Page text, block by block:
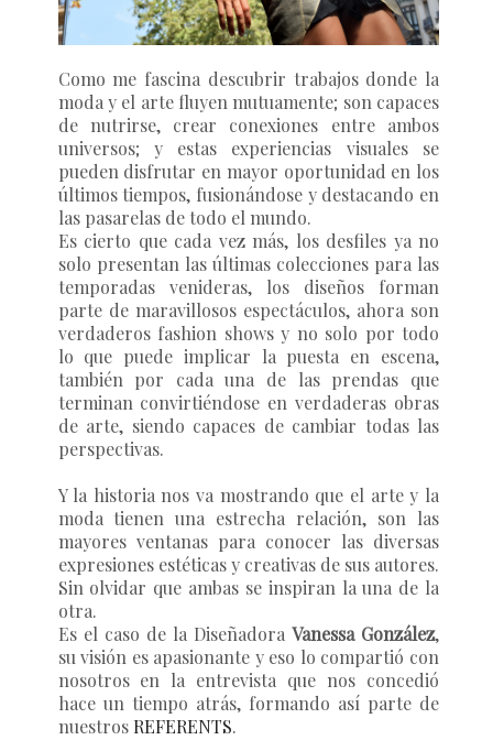
Como me fascina descubrir trabajos donde la
moda y el arte fluyen mutuamente; son capaces
de nutrirse, crear conexiones entre ambos
universos; y estas experiencias visuales se
pueden disfrutar en mayor oportunidad en los
últimos tiempos, fusionándose y destacando en
las pasarelas de todo el mundo.
Es cierto que cada vez más, los desfiles ya no
solo presentan las últimas colecciones para las
temporadas venideras, los diseños forman
parte de maravillosos espectáculos, ahora son
verdaderos fashion shows y no solo por todo
lo que puede implicar la puesta en escena,
también por cada una de las prendas que
terminan convirtiéndose en verdaderas obras
de arte, siendo capaces de cambiar todas las
perspectivas.
Y la historia nos va mostrando que el arte y la
moda tienen una estrecha relación, son las
mayores ventanas para conocer las diversas
expresiones estéticas y creativas de sus autores.
Sin olvidar que ambas se inspiran la una de la
otra.
Es el caso de la Diseñadora Vanessa González,
su visión es apasionante y eso lo compartió con
nosotros en la entrevista que nos concedió
hace un tiempo atrás, formando así parte de
nuestros REFERENTS.